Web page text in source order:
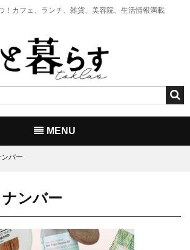
！ カフェ、ランチ、雑貨、美容院、生活情報満載
MENU
バー
ンバー